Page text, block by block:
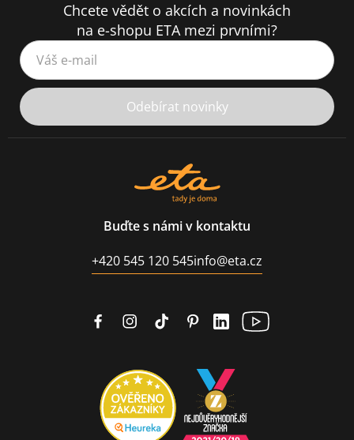
Chcete vědět o akcích a novinkách
na e-shopu ETA mezi prvními?
Váš e-mail
Odebírat novinky
Buďte s námi v kontaktu
+420 545 120 545info@eta.cz